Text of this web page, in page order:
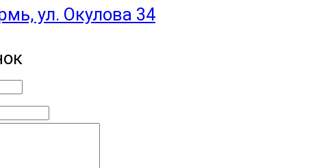
ул. Окулова 34